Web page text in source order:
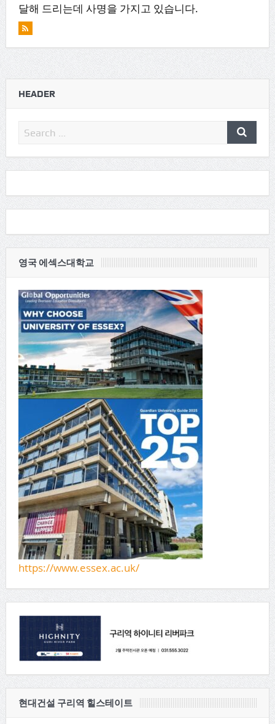
달해 드리는데 사명을 가지고 있습니다.
HEADER
영국 에섹스대학교
https://www.essex.ac.uk/
현대건설 구리역 힐스테이트